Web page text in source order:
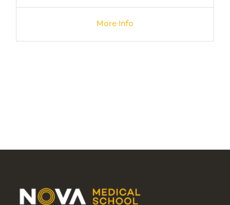
More Info